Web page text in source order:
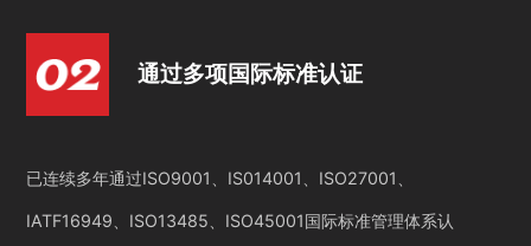
通过多项国际标准认证
已连续多年通过ISO9001、IS014001、ISO27001、
IATF16949、ISO13485、ISO45001国际标准管理体系认